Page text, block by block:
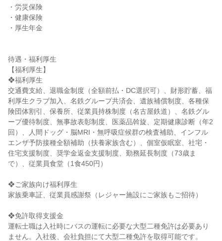
・労災保険
・健康保険
・厚生年金
待遇・福利厚生
【福利厚生】
❖福利厚生
交通費支給、退職金制度（全額前払・DC選択可）、財形貯蓄、福
利厚生クラブ加入、名鉄グループ共済会、遺族補償制度、各種保
険団体割引、保養所、従業員持株制度（名古屋鉄道）、名鉄グル
ープ優待制度、無事故表彰制度、医薬品斡旋、定期健康診断（年2
回）、人間ドッグ・脳MRI・無呼吸症候群の検査補助、インフル
エンザ予防接種全額補助（扶養家族含む）、個室仮眠室、社宅・
住宅支援制度、奨学金返金支援制度、勤務延長制度（73歳ま
で）、従業員食堂（1食450円）
❖ご家族向け福利厚生
家族乗車証、従業員感謝祭（レジャー施設にご家族もご招待）
❖免許取得支援金
運転士職は入社時にバスの運転に必要な大型二種免許は必要あり
ません。入社後、会社負担にて大型二種免許を取得可能です。